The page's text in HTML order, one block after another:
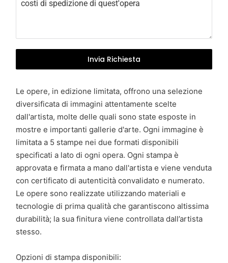
9
Invia Richiesta
Le opere, in edizione limitata, offrono una selezione
diversificata di immagini attentamente scelte
dall'artista, molte delle quali sono state esposte in
mostre e importanti gallerie d'arte. Ogni immagine è
limitata a 5 stampe nei due formati disponibili
specificati a lato di ogni opera. Ogni stampa è
approvata e firmata a mano dall'artista e viene venduta
con certificato di autenticità convalidato e numerato.
Le opere sono realizzate utilizzando materiali e
tecnologie di prima qualità che garantiscono altissima
durabilità; la sua finitura viene controllata dall’artista
stesso.
Opzioni di stampa disponibili: